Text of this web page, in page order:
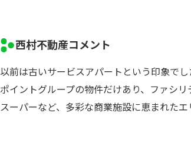
西村不動産コメント
以前は古いサービスアパートという印象で
ポイントグループの物件だけあり、ファシ
スーパーなど、多彩な商業施設に恵まれた